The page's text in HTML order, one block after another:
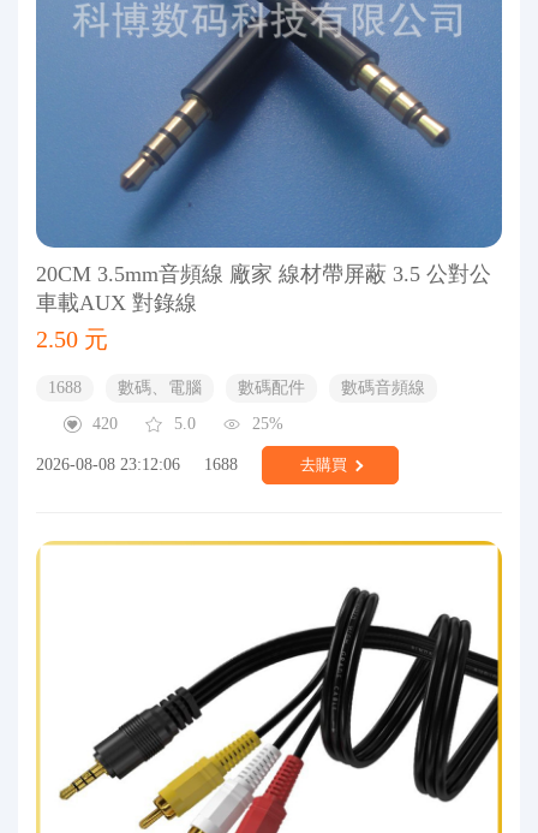
20CM 3.5mm音頻線 廠家 線材帶屏蔽 3.5 公對公
車載AUX 對錄線
2.50 元
1688 數碼、電腦 數碼配件
數碼音頻線
420
5.0 25%
2026-08-08 23:12:06 1688 去購買